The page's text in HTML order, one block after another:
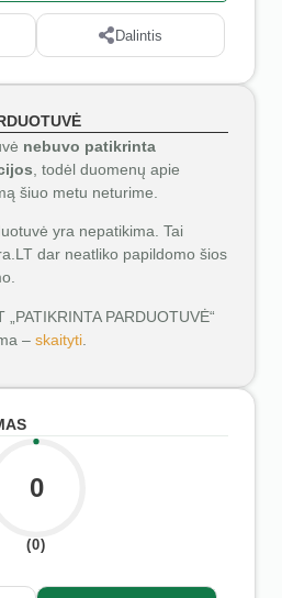
Dalintis
nebuvo patikrinta
, todėl duomenų apie
šiuo metu neturime.
yra nepatikima. Tai
dar neatliko papildomo šios
PARDUOTUVĖ“
– skaityti
0
(0)